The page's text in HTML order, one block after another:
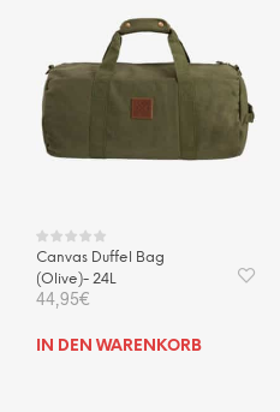
Canvas Duffel Bag
(Olive)- 24L
44,95€
IN DEN WARENKORB